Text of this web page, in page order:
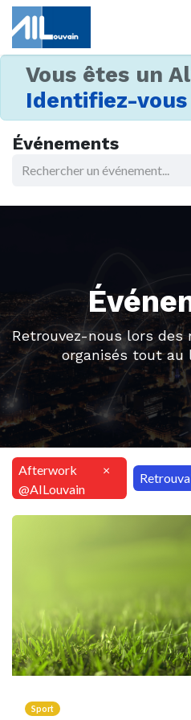
Vous êtes un
Identifiez-
Événements
Retrouvez-nous lors des
organisés tout au
Afterwork
@AILouvain
×
Sport